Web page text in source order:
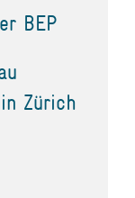
BEP
Zürich